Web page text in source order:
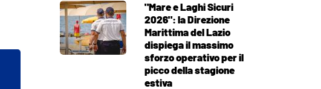
"Mare e Laghi Sicuri
2026": la Direzione
Marittima del Lazio
dispiega il massimo
sforzo operativo per il
picco della stagione
estiva